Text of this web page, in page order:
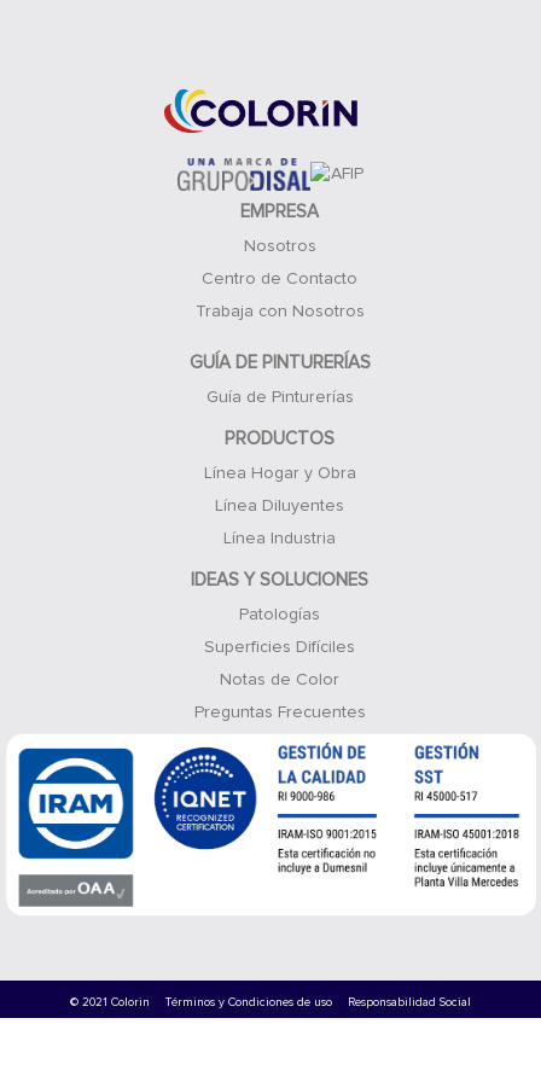
EMPRESA
Nosotros
Centro de Contacto
Trabaja con Nosotros
GUÍA DE PINTURERÍAS
Guía de Pinturerías
PRODUCTOS
Línea Hogar y Obra
Línea Diluyentes
Línea Industria
IDEAS Y SOLUCIONES
Patologías
Superficies Difíciles
Notas de Color
Preguntas Frecuentes
© 2021 Colorin Términos y Condiciones de uso Responsabilidad Social